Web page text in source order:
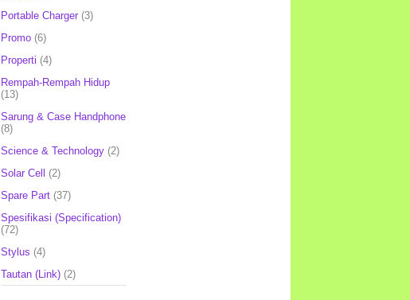
Portable Charger (3)
Promo (6)
Properti (4)
Rempah-Rempah Hidup
(13)
Sarung & Case Handphone
(8)
Science & Technology (2)
Solar Cell (2)
Spare Part (37)
Spesifikasi (Specification)
(72)
Stylus (4)
Tautan (Link) (2)